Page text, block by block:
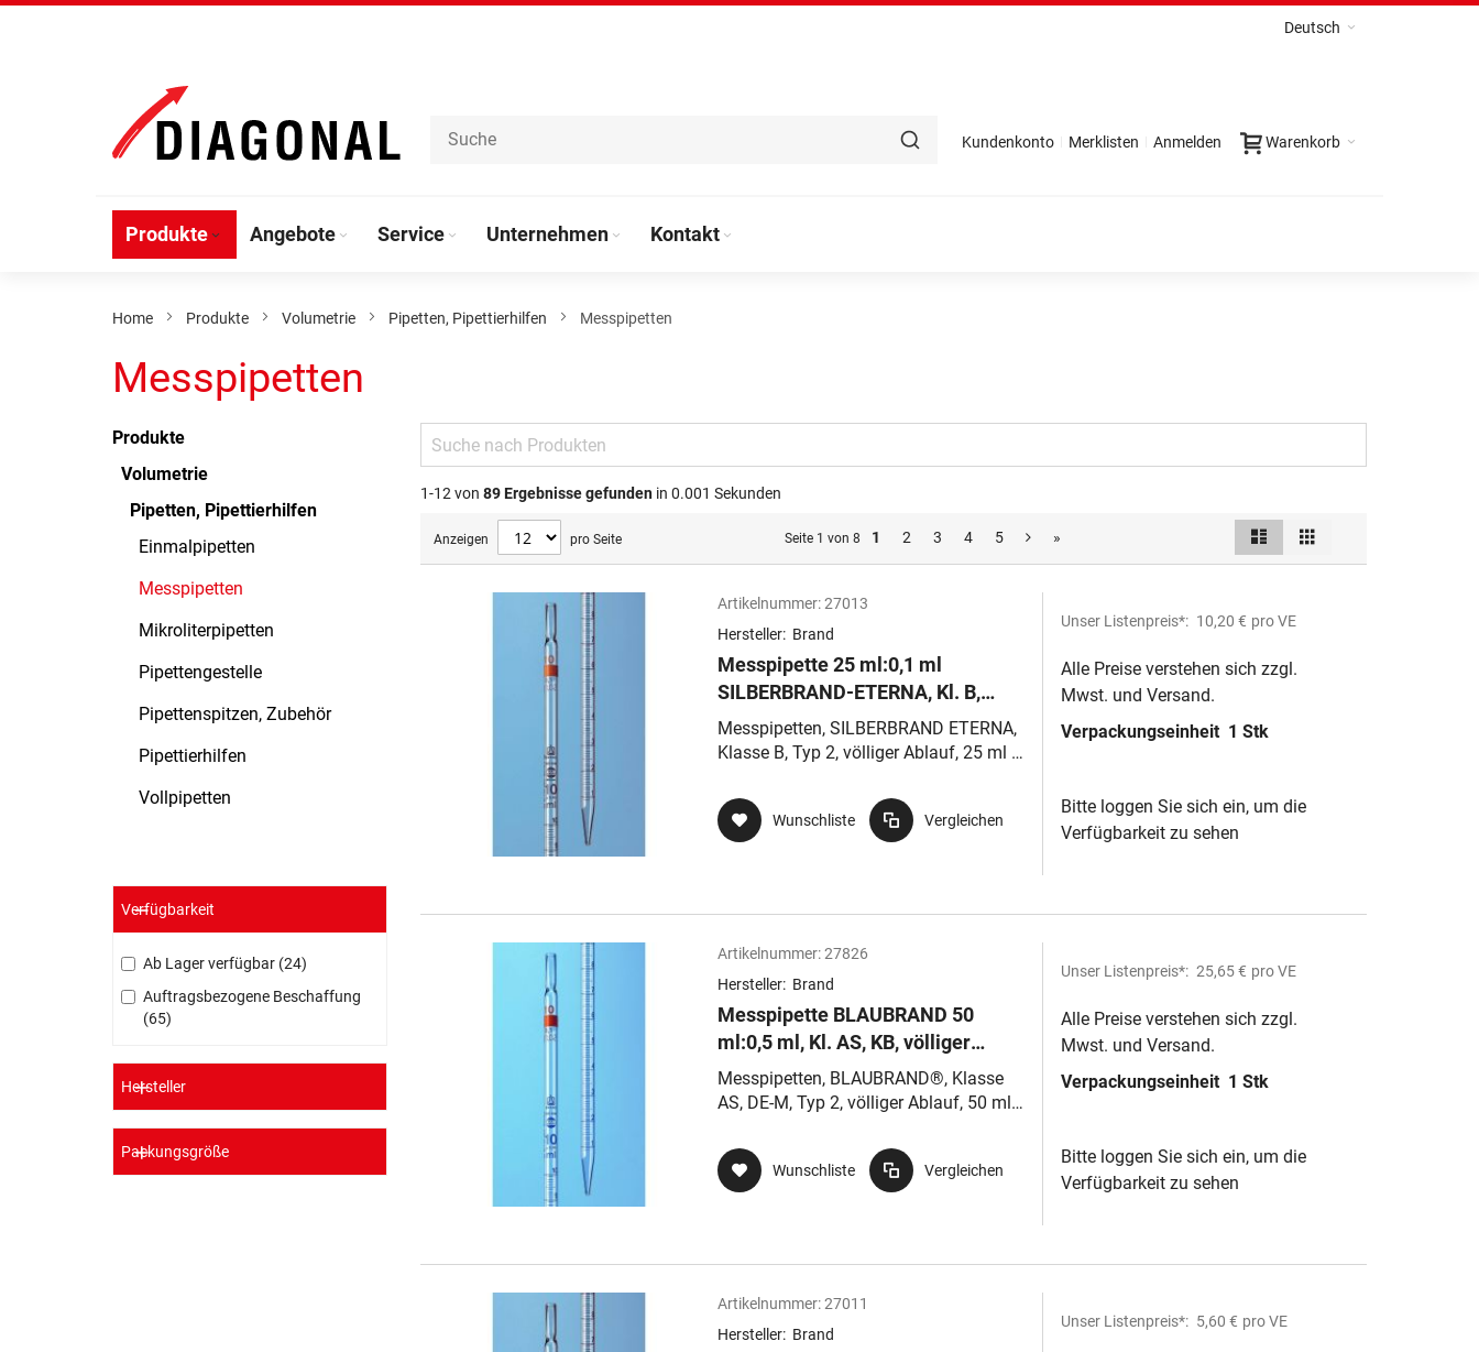
Inhalt
Deutsch
Warenkorb
Kundenkonto Merklisten Anmelden
Produkte Angebote Service Unternehmen Kontakt
Home Produkte Volumetrie Pipetten, Pipettierhilfen Messpipetten
Messpipetten
Produkte
Volumetrie
Pipetten, Pipettierhilfen
Einmalpipetten
Messpipetten
Mikroliterpipetten
Pipettengestelle
Pipettenspitzen, Zubehör
Pipettierhilfen
Vollpipetten
Verfügbarkeit
Ab Lager verfügbar 24
Auftragsbezogene Beschaffung
65
Hersteller
Packungsgröße
1-12 von 89Ergebnisse gefunden in 0.001 Sekunden
Anzeigen pro Seite Seite 1 von 8 1 2 3 4 5 » Ansicht
Artikelnummer:27013
Hersteller: Brand
Messpipette 25 ml:0,1 ml
SILBERBRAND-ETERNA, Kl. B,
völliger Ablauf, AR-Glas,
Nennvolumenoben
Messpipetten, SILBERBRAND ETERNA,
Klasse B, Typ 2, völliger Ablauf, 25 ml :
Wattestopfende
Wunschliste Vergleichen
Unser Listenpreis*: 10,20 € pro VE
Alle Preise verstehen sich zzgl.
Mwst. und Versand.
Verpackungseinheit 1 Stk
Bitte loggen Sie sich ein, um die
Verfügbarkeit zu sehen
Artikelnummer:27826
Hersteller: Brand
Messpipette BLAUBRAND 50
ml:0,5 ml, Kl. AS, KB, völliger
Ablauf, Typ 2, Nennvolumen oben
Messpipetten, BLAUBRAND®, Klasse
AS, DE-M, Typ 2, völliger Ablauf, 50 ml :
Wattestopfende
Wunschliste Vergleichen
Unser Listenpreis*: 25,65 € pro VE
Alle Preise verstehen sich zzgl.
Mwst. und Versand.
Verpackungseinheit 1 Stk
Bitte loggen Sie sich ein, um die
Verfügbarkeit zu sehen
Artikelnummer:27011
Hersteller: Brand
Unser Listenpreis*: 5,60 € pro VE